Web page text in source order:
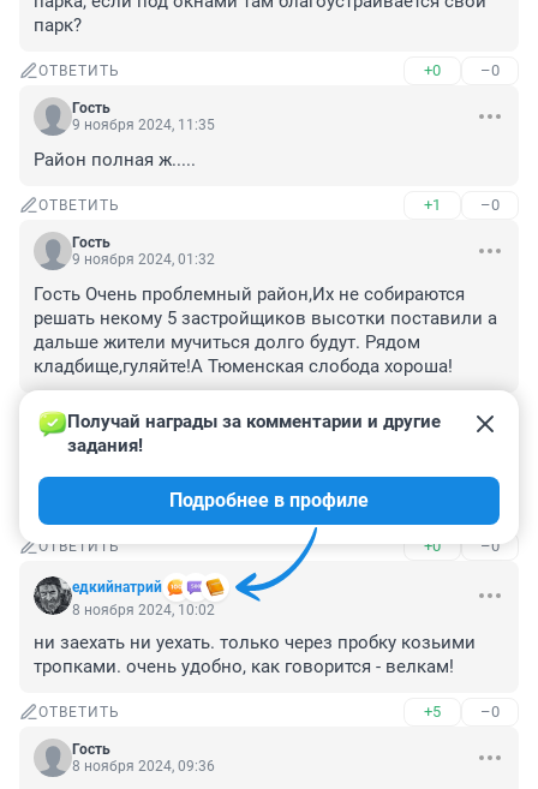
парк?
ОТВЕТИТЬ +0 –0
Гость
9 ноября 2024, 11:35
Район полная ж.....
ОТВЕТИТЬ +1 –0
Гость
9 ноября 2024, 01:32
Гость Очень проблемный район,Их не собираются
решать некому 5 застройщиков высотки поставили а
дальше жители мучиться долго будут. Рядом
кладбище,гуляйте!А Тюменская слобода хороша!
ОТВЕТИТЬ –0
Гость
Очередная бичевня для панаехов как и сама слобода
ОТВЕТИТЬ +0 –0
едкийнатрий
Получай награды за комментарии и другие
задания!
Подробнее в профиле
8 ноября 2024, 10:02
ни заехать ни уехать. только через пробку козьими
тропками. очень удобно, как говорится - велкам!
ОТВЕТИТЬ +5 –0
Гость
8 ноября 2024, 09:36